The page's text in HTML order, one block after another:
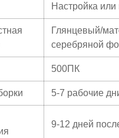
Настройка
Глянцевый/
серебряной
500ПК
5-7 рабочие
9-12 дней